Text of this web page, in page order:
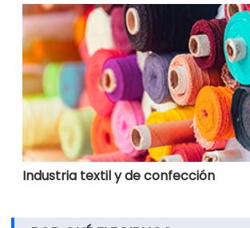
Industria textil y de confección